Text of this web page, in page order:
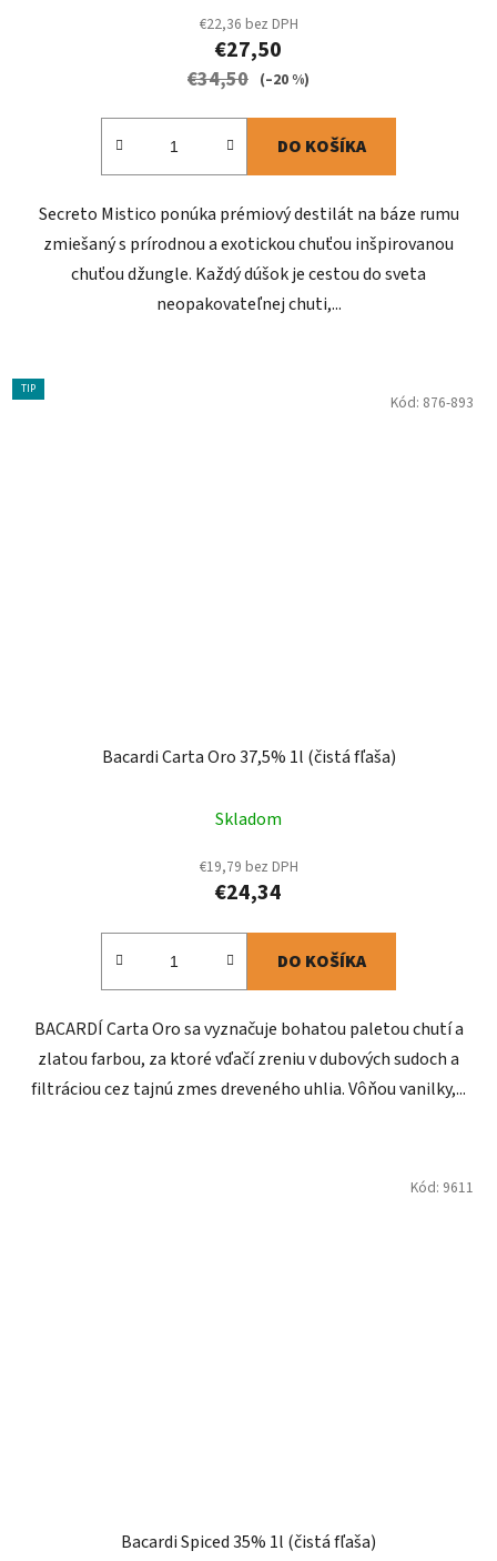
€22,36 bez DPH
€27,50
€34,50 (–20 %)
DO KOŠÍKA
Secreto Mistico ponúka prémiový destilát na báze rumu
zmiešaný s prírodnou a exotickou chuťou inšpirovanou
chuťou džungle. Každý dúšok je cestou do sveta
neopakovateľnej chuti,...
TIP
Bacardi Carta Oro 37,5% 1l (čistá fľaša)
Skladom
€19,79 bez DPH
€24,34
DO KOŠÍKA
BACARDÍ Carta Oro sa vyznačuje bohatou paletou chutí a
zlatou farbou, za ktoré vďačí zreniu v dubových sudoch a
filtráciou cez tajnú zmes dreveného uhlia. Vôňou vanilky,...
Kód: 876-893
Bacardi Spiced 35% 1l (čistá fľaša)
Kód: 9611